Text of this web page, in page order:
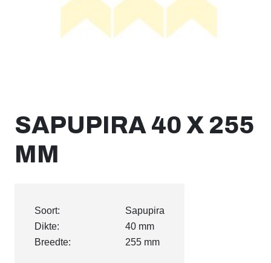
SAPUPIRA 40 X 255
MM
Soort:
Sapupira
Dikte:
40 mm
Breedte:
255 mm